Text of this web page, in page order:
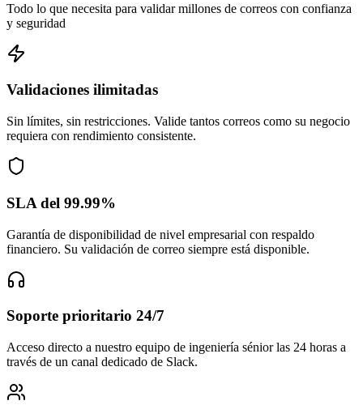
Todo lo que necesita para validar millones de correos con confianza
y seguridad
Validaciones ilimitadas
Sin límites, sin restricciones. Valide tantos correos como su negocio
requiera con rendimiento consistente.
SLA del 99.99%
Garantía de disponibilidad de nivel empresarial con respaldo
financiero. Su validación de correo siempre está disponible.
Soporte prioritario 24/7
Acceso directo a nuestro equipo de ingeniería sénior las 24 horas a
través de un canal dedicado de Slack.